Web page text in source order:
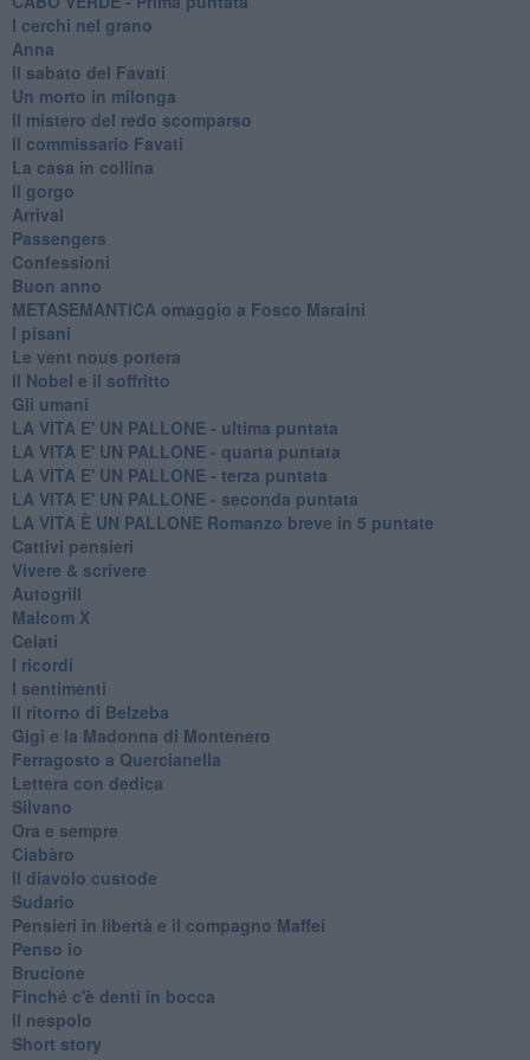
I cerchi nel grano
Anna
Il sabato del Favati
Un morto in milonga
Il mistero del redo scomparso
Il commissario Favati
La casa in collina
Il gorgo
Arrival
Passengers
Confessioni
Buon anno
METASEMANTICA omaggio a Fosco Maraini
I pisani
Le vent nous portera
Il Nobel e il soffritto
Gli umani
LA VITA E' UN PALLONE - ultima puntata
LA VITA E' UN PALLONE - quarta puntata
LA VITA E' UN PALLONE - terza puntata
LA VITA E' UN PALLONE - seconda puntata
LA VITA È UN PALLONE Romanzo breve in 5 puntate
Cattivi pensieri
Vivere & scrivere
Autogrill
Malcom X
Celati
I ricordi
I sentimenti
Il ritorno di Belzeba
Gigi e la Madonna di Montenero
Ferragosto a Quercianella
Lettera con dedica
Silvano
Ora e sempre
Ciabàro
Il diavolo custode
Sudario
Pensieri in libertà e il compagno Maffei
Penso io
Brucione
Finché c'è denti in bocca
Il nespolo
Short story